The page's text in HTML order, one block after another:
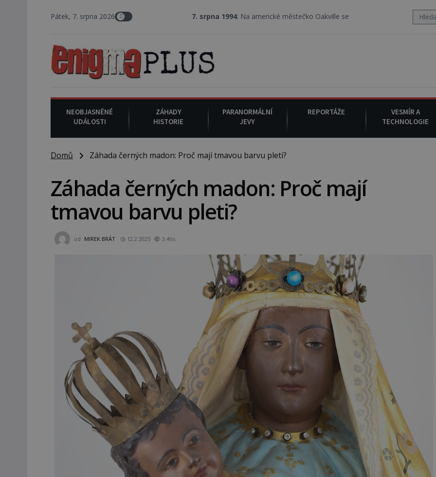
Pátek, 7. srpna 2026 7. srpna 1994 : Na americké městečko Oakville se z nebe snáší podivná rosolovitá látka
NEOBJASNĚNÉ
UDÁLOSTI
ZÁHADY
HISTORIE
PARANORMÁLNÍ
JEVY
REPORTÁŽE
VESMÍR A
TECHNOLOGIE
Domů Záhada černých madon: Proč mají tmavou barvu pleti?
Záhada černých madon: Proč mají
tmavou barvu pleti?
od MIREK BRÁT 12.2.2025 3.4tis